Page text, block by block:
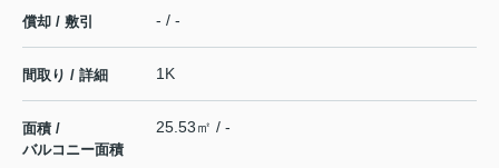
償却 / 敷引 - / -
間取り / 詳細 1K
面積 /
バルコニー面積
25.53㎡ / -